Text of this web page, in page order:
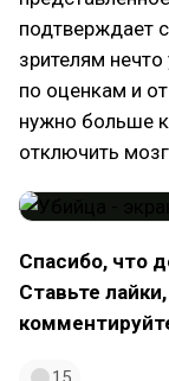
подтверждает
зрителям
по оценкам и
нужно больше
отключить
Спасибо, что
Ставьте